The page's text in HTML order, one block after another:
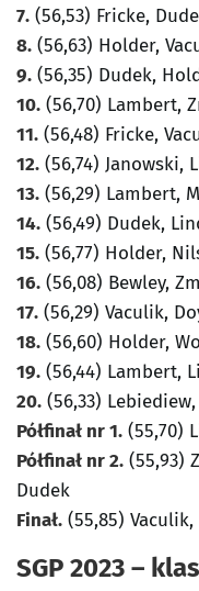
7. (56,53) Fricke,
8. (56,63) Holder,
9. (56,35) Dudek,
10. (56,70) Lambert,
11. (56,48) Fricke,
12. (56,74) Janowski,
13. (56,29) Lambert,
14. (56,49) Dudek,
15. (56,77) Holder,
16. (56,08) Bewley,
17. (56,29) Vaculik,
18. (56,60) Holder,
19. (56,44) Lambert,
20. (56,33)
Półfinał nr 1. (55,70)
Półfinał nr 2. (55,93)
Dudek
Finał. (55,85)
SGP 2023 –